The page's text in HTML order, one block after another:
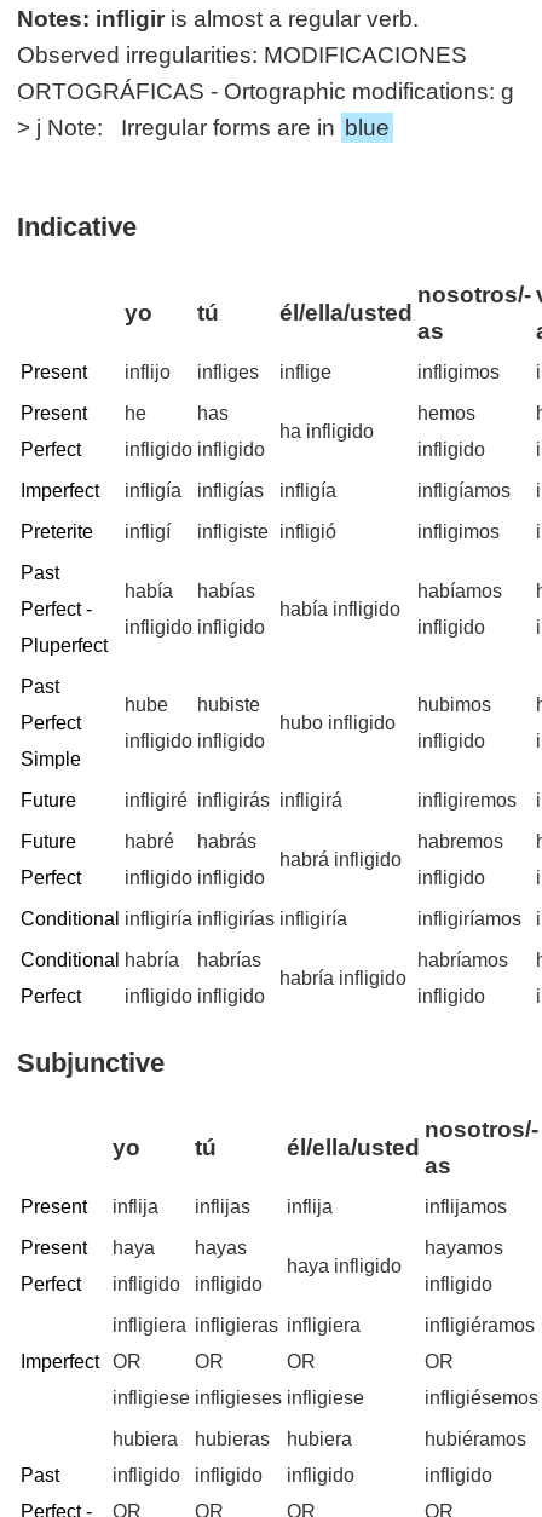
Notes: infligir is almost a regular verb.
Observed irregularities: MODIFICACIONES
ORTOGRÁFICAS - Ortographic modifications: g
> j Note: Irregular forms are in blue
Indicative
yo tú él/ella/usted
nosotros/-
as
Present inflijo infliges inflige infligimos
Present
Perfect
he
infligido
has
infligido
ha infligido
hemos
infligido
Imperfect
infligía infligías infligía infligíamos
Preterite
infligí infligiste infligió infligimos
Past
Perfect -
Pluperfect
había
infligido
habías
infligido
había infligido
habíamos
infligido
Past
Perfect
Simple
hube
infligido
hubiste
infligido
hubo infligido
hubimos
infligido
Future infligiré infligirás infligirá infligiremos
Future
Perfect
habré
infligido
habrás
infligido
habrá infligido
habremos
infligido
Conditional infligiría infligirías infligiría infligiríamos
Conditional
Perfect
habría
infligido
habrías
infligido
habría infligido
habríamos
infligido
Subjunctive
yo tú él/ella/usted
nosotros/-
as
Present inflija inflijas inflija
inflijamos
Present
Perfect
haya
infligido
hayas
infligido
haya infligido
hayamos
infligido
Imperfect
infligiera
OR
infligiese
infligieras
OR
infligieses
infligiera
OR
infligiese
infligiéramos
OR
infligiésemos
Past
Perfect -
hubiera
infligido
OR
hubieras
infligido
OR
hubiera
infligido
OR
hubiéramos
infligido
OR